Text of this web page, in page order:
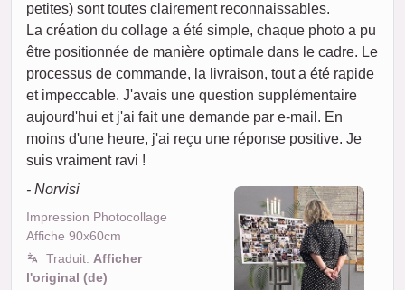
petites) sont toutes clairement reconnaissables.
La création du collage a été simple, chaque photo a pu
être positionnée de manière optimale dans le cadre. Le
processus de commande, la livraison, tout a été rapide
et impeccable. J'avais une question supplémentaire
aujourd'hui et j'ai fait une demande par e-mail. En
moins d'une heure, j'ai reçu une réponse positive. Je
suis vraiment ravi !
- Norvisi
Impression Photocollage
Affiche 90x60cm
Traduit: Afficher
l'original (de)